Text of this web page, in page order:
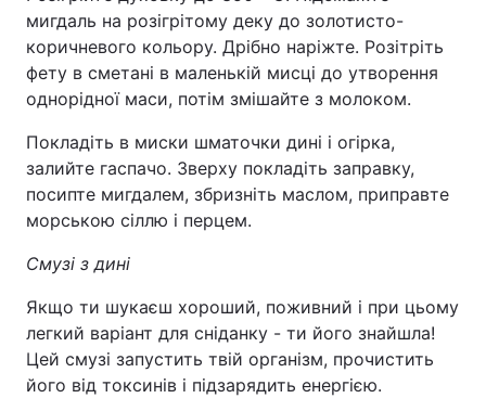
мигдаль на розігрітому деку до золотисто-
коричневого кольору. Дрібно наріжте. Розітріть
фету в сметані в маленькій мисці до утворення
однорідної маси, потім змішайте з молоком.
Покладіть в миски шматочки дині і огірка,
залийте гаспачо. Зверху покладіть заправку,
посипте мигдалем, збризніть маслом, приправте
морською сіллю і перцем.
Смузі з дині
Якщо ти шукаєш хороший, поживний і при цьому
легкий варіант для сніданку - ти його знайшла!
Цей смузі запустить твій організм, прочистить
його від токсинів і підзарядить енергією.